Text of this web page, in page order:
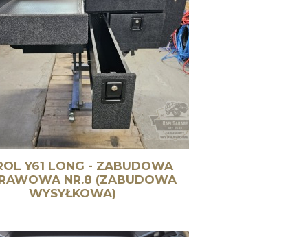
Y61 LONG - ZABUDOWA
NR.8 (ZABUDOWA
WYSYŁKOWA)